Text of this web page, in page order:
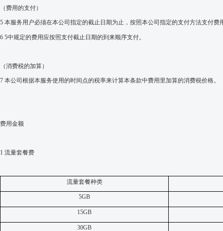
（费用的支付）
5 本服务用户必须在本公司指定的截止日期为止，按照本公司指定的支付方法支付费
6 5中规定的费用应按照支付截止日期的到来顺序支付。
（消费税的加算）
7 本公司根据本服务使用的时间点的税率来计算本条款中费用里加算的消费税价格。
费用金额
1 流量套餐费
流量套餐种类
5GB
15GB
30GB